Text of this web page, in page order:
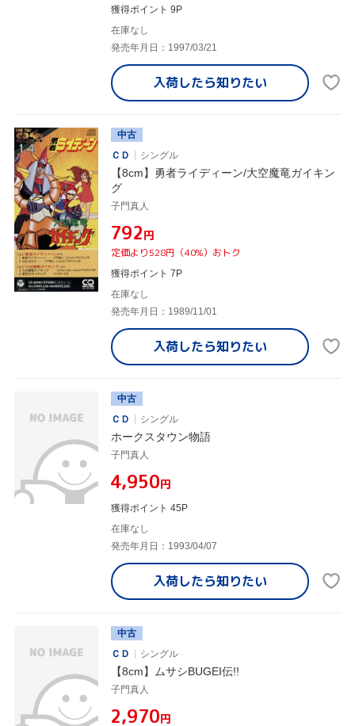
獲得ポイント 9P
在庫なし
発売年月日：1997/03/21
入荷したら知りたい
中古
ＣＤ
シングル
【8cm】勇者ライディーン/大空魔竜ガイキン
グ
子門真人
¥792円
定価より528円（40%）おトク
獲得ポイント 7P
在庫なし
発売年月日：1989/11/01
入荷したら知りたい
中古
ＣＤ
シングル
ホークスタウン物語
子門真人
¥4,950円
獲得ポイント 45P
在庫なし
発売年月日：1993/04/07
入荷したら知りたい
中古
ＣＤ
シングル
【8cm】ムサシBUGEI伝!!
子門真人
¥2,970円